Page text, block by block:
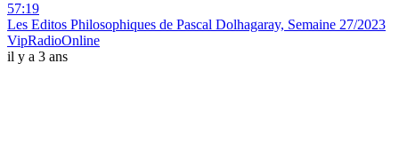
57:19
Les Editos Philosophiques de Pascal Dolhagaray, Semaine 27/2023
VipRadioOnline
il y a 3 ans